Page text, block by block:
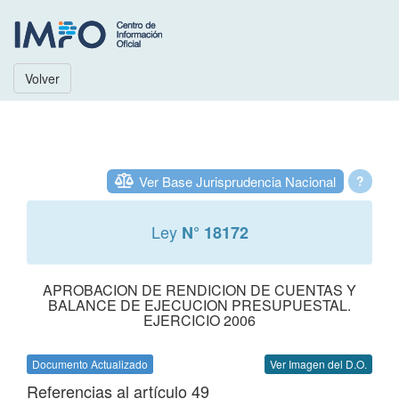
Volver
?
Ver Base Jurisprudencia Nacional
Ley N° 18172
APROBACION DE RENDICION DE CUENTAS Y
BALANCE DE EJECUCION PRESUPUESTAL.
EJERCICIO 2006
Documento Actualizado Ver Imagen del D.O.
Referencias al artículo 49